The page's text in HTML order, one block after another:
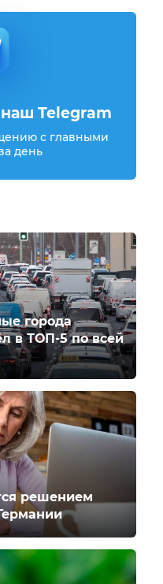
Telegram
с главными
день
города
в ТОП-5 по всей
решением